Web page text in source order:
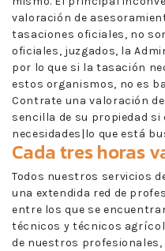
valoración de
tasaciones oficiales, no
oficiales, juzgados, la
por lo que si la tasación
estos organismos, no es
Contrate una valoración
sencilla de su propiedad si
necesidades|lo que está
Cada tres horas
Todos nuestros servicios
una extendida red de
entre los que se
técnicos y técnicos
de nuestros